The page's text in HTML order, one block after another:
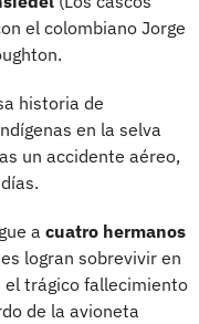
el colombiano Jorge
historia de
en la selva
un accidente aéreo,
a cuatro hermanos
logran sobrevivir en
el trágico fallecimiento
de la avioneta